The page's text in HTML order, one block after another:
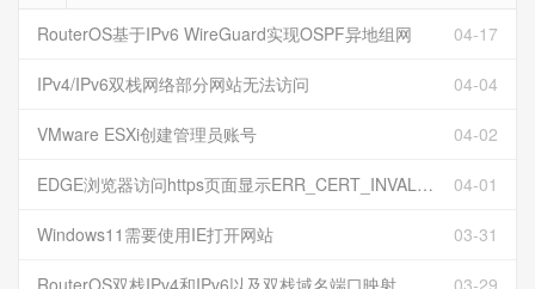
04-17
RouterOS基于IPv6 WireGuard实现OSPF异地组网
04-04
IPv4/IPv6双栈网络部分网站无法访问
04-02
VMware ESXi创建管理员账号
04-01
EDGE浏览器访问https页面显示ERR_CERT_INVALID且无法跳过继续访问
03-31
Windows11需要使用IE打开网站
03-29
RouterOS双栈IPv4和IPv6以及双栈域名端口映射